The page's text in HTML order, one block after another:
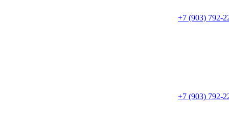
+7 (903) 792-
+7 (903) 792-